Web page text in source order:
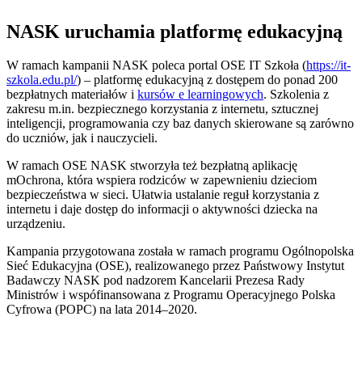
NASK uruchamia platformę edukacyjną
W ramach kampanii NASK poleca portal OSE IT Szkoła (https://it-
szkola.edu.pl/) – platformę edukacyjną z dostępem do ponad 200
bezpłatnych materiałów i kursów e learningowych. Szkolenia z
zakresu m.in. bezpiecznego korzystania z internetu, sztucznej
inteligencji, programowania czy baz danych skierowane są zarówno
do uczniów, jak i nauczycieli.
W ramach OSE NASK stworzyła też bezpłatną aplikację
mOchrona, która wspiera rodziców w zapewnieniu dzieciom
bezpieczeństwa w sieci. Ułatwia ustalanie reguł korzystania z
internetu i daje dostęp do informacji o aktywności dziecka na
urządzeniu.
Kampania przygotowana została w ramach programu Ogólnopolska
Sieć Edukacyjna (OSE), realizowanego przez Państwowy Instytut
Badawczy NASK pod nadzorem Kancelarii Prezesa Rady
Ministrów i wspófinansowana z Programu Operacyjnego Polska
Cyfrowa (POPC) na lata 2014–2020.